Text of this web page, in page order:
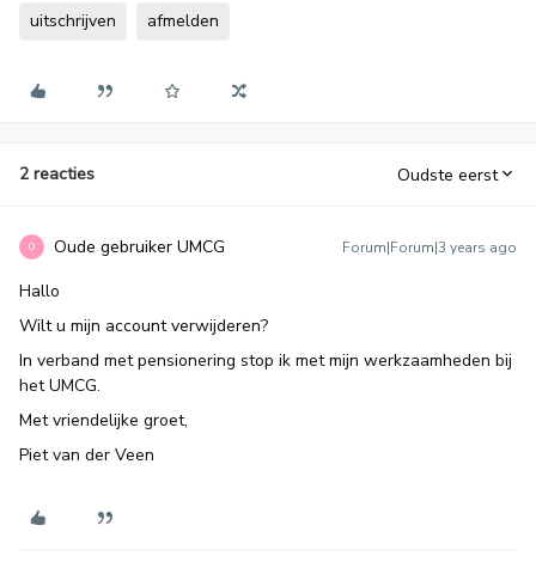
uitschrijven afmelden
2 reacties Oudste eerst
O Oude gebruiker UMCG Forum|Forum|3 years ago
Hallo
Wilt u mijn account verwijderen?
In verband met pensionering stop ik met mijn werkzaamheden bij
het UMCG.
Met vriendelijke groet,
Piet van der Veen